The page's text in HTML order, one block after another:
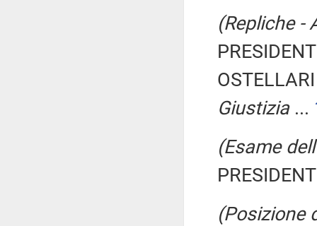
(Repliche -
Giustizia...
(Esame
(Posizione